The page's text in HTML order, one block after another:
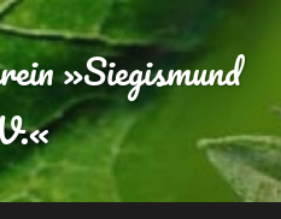
»Siegismund